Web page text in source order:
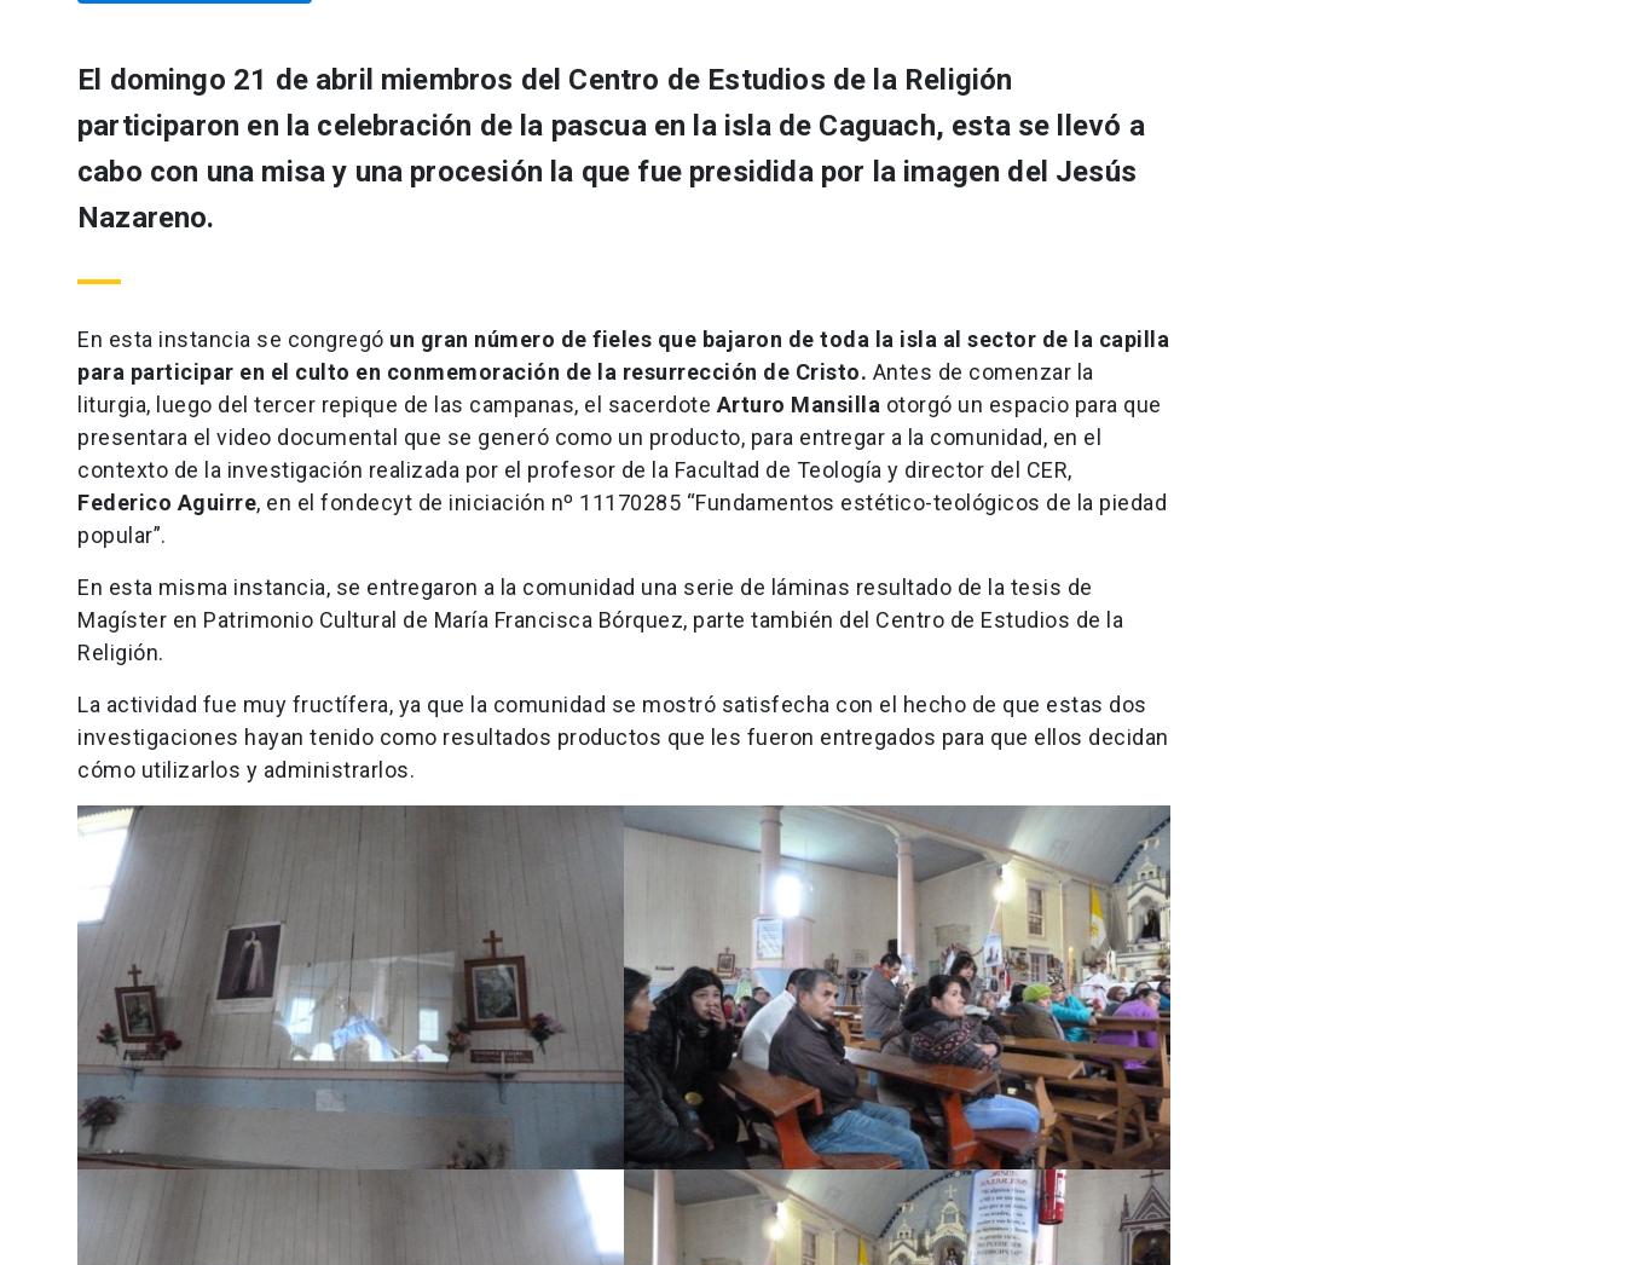
El domingo 21 de abril miembros del Centro de Estudios de la Religión
participaron en la celebración de la pascua en la isla de Caguach, esta se llevó a
cabo con una misa y una procesión la que fue presidida por la imagen del Jesús
Nazareno.
En esta instancia se congregó un gran número de fieles que bajaron de toda la isla al sector de la capilla
para participar en el culto en conmemoración de la resurrección de Cristo. Antes de comenzar la
liturgia, luego del tercer repique de las campanas, el sacerdote Arturo Mansilla otorgó un espacio para que
presentara el video documental que se generó como un producto, para entregar a la comunidad, en el
contexto de la investigación realizada por el profesor de la Facultad de Teología y director del CER,
Federico Aguirre, en el fondecyt de iniciación nº 11170285 “Fundamentos estético-teológicos de la piedad
popular”.
En esta misma instancia, se entregaron a la comunidad una serie de láminas resultado de la tesis de
Magíster en Patrimonio Cultural de María Francisca Bórquez, parte también del Centro de Estudios de la
Religión.
La actividad fue muy fructífera, ya que la comunidad se mostró satisfecha con el hecho de que estas dos
investigaciones hayan tenido como resultados productos que les fueron entregados para que ellos decidan
cómo utilizarlos y administrarlos.